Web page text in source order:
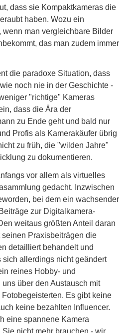
dass sie Kompaktkameras die
haben. Wozu ein
wenn man vergleichbare Bilder
das man zudem immer
die paradoxe Situation, dass
noch nie in der Geschichte -
"richtige" Kameras
dass die Ära der
zu Ende geht und bald nur
Profis als Kamerakäufer übrig
zu früh, die "wilden Jahre"
zu dokumentieren.
vor allem als virtuelles
gedacht. Inzwischen
bei dem ein wachsender
zur Digitalkamera-
weitaus größten Anteil daran
seinen Praxisbeiträgen die
detailliert behandelt und
sich allerdings nicht geändert
reines Hobby- und
über den Austausch mit
Es gibt keine
keine bezahlten Influencer.
eine spannene Kamera
nicht mehr brauchen - wir